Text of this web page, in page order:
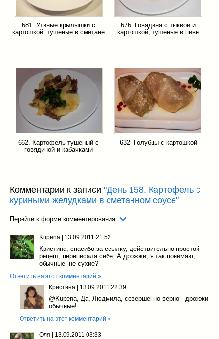
681. Утиные крылышки с
картошкой, тушеные в сметане
676. Говядина с тыквой и
картошкой, тушеные в пиве
662. Картофель тушеный с
говядиной и кабачками
632. Голубцы с картошкой
Комментарии к записи "День 158. Картофель с
куриными желудками в сметанном соусе"
Перейти к форме комментирования
Kupena 13.09.2011 21:52
Кристина, спасибо за ссылку, действительно простой
рецепт, переписала себе. А дрожжи, я так понимаю,
обычные, не сухие?
Ответить на этот комментарий »
Кристина
13.09.2011 22:39
@Kupena, Да, Людмила, совершенно верно - дрожжи
обычные!
Ответить на этот комментарий »
Оля 13.09.2011 03:33